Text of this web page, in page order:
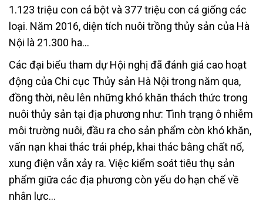
1.123 triệu con cá bột và 377 triệu con cá giống các
loại. Năm 2016, diện tích nuôi trồng thủy sản của Hà
Nội là 21.300 ha…
Các đại biểu tham dự Hội nghị đã đánh giá cao hoạt
động của Chi cục Thủy sản Hà Nội trong năm qua,
đồng thời, nêu lên những khó khăn thách thức trong
nuôi thủy sản tại địa phương như: Tình trạng ô nhiễm
môi trường nuôi, đầu ra cho sản phẩm còn khó khăn,
vấn nạn khai thác trái phép, khai thác bằng chất nổ,
xung điện vẫn xảy ra. Việc kiểm soát tiêu thụ sản
phẩm giữa các địa phương còn yếu do hạn chế về
nhân lực…